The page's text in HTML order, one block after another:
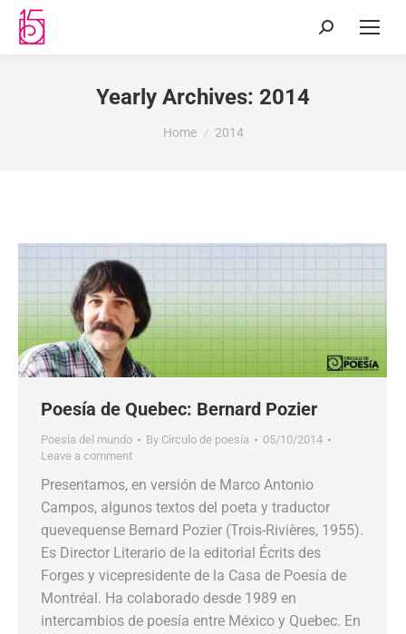
Yearly Archives: 2014
You are here:
Home 2014
Poesía de Quebec: Bernard Pozier
Poesía del mundo By Círculo de poesía
05/10/2014
Leave a comment
Presentamos, en versión de Marco Antonio
Campos, algunos textos del poeta y traductor
quevequense Bernard Pozier (Trois-Rivières, 1955).
Es Director Literario de la editorial Écrits des
Forges y vicepresidente de la Casa de Poesía de
Montréal. Ha colaborado desde 1989 en
intercambios de poesía entre México y Quebec. En